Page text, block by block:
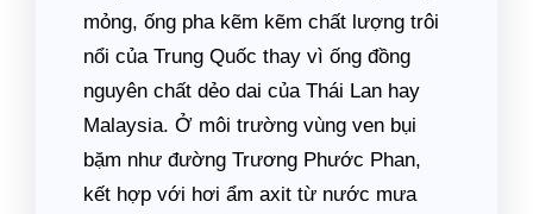
mỏng, ống pha kẽm kẽm chất lượng trôi
nổi của Trung Quốc thay vì ống đồng
nguyên chất dẻo dai của Thái Lan hay
Malaysia. Ở môi trường vùng ven bụi
bặm như đường Trương Phước Phan,
kết hợp với hơi ẩm axit từ nước mưa